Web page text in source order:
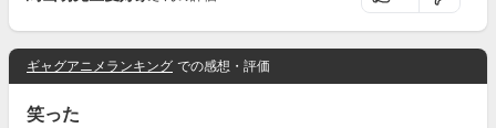
ギャグアニメランキング での感想・評価
笑った